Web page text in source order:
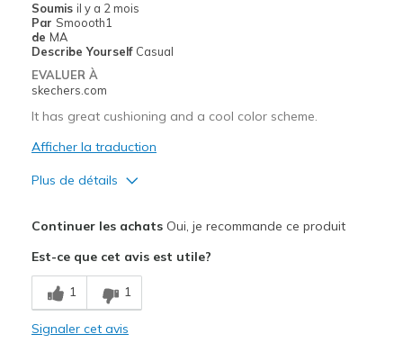
Width
Sizing
Feels true to size
View On Shoes
Soumis il y a 2 mois
Par Smoooth1
de MA
Describe Yourself Casual
EVALUER À
skechers.com
It has great cushioning and a cool color scheme.
Afficher la traduction
Plus de détails
Comfortable
Les meilleures utilisations
Casual Wear
Continuer les achatsOui, je recommande ce produit
Est-ce que cet avis est utile?
1 1
Signaler cet avis